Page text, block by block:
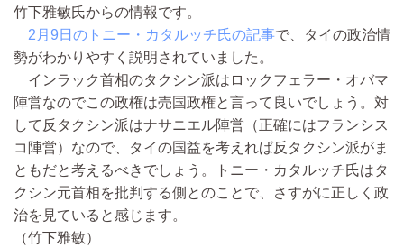
竹下雅敏氏からの情報です。
2月9日のトニー・カタルッチ氏の記事で、タイの政治情
勢がわかりやすく説明されていました。
インラック首相のタクシン派はロックフェラー・オバマ
陣営なのでこの政権は売国政権と言って良いでしょう。対
して反タクシン派はナサニエル陣営（正確にはフランシス
コ陣営）なので、タイの国益を考えれば反タクシン派がま
ともだと考えるべきでしょう。トニー・カタルッチ氏はタ
クシン元首相を批判する側とのことで、さすがに正しく政
治を見ていると感じます。
（竹下雅敏）